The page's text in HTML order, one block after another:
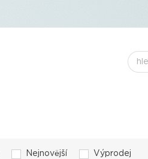
Nejnovější Výprodej